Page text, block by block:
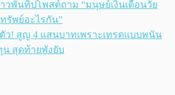
วพันทิปโพสต์ถาม “มนุษย์เงินเดือนวัย
รัพย์อะไรกัน”
! สูญ 4 แสนบาทเพราะเทรดแบบพนัน
น สุดท้ายพังยับ